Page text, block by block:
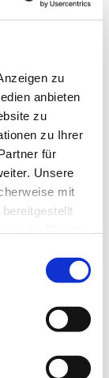
zu
anbieten
zu
zu Ihrer
für
Unsere
mit